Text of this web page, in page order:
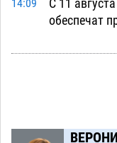
14:09
С 11
обеспечат
помойку